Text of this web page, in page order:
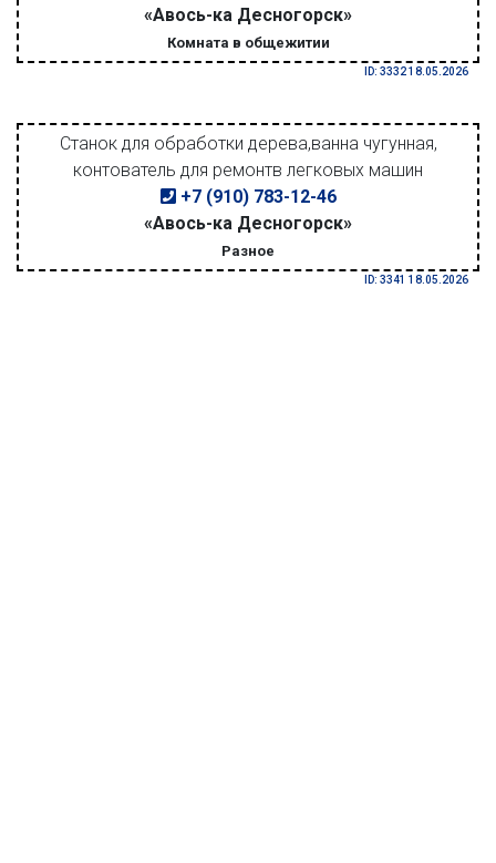
«Авось-ка Десногорск»
Комната в общежитии
ID: 3332 18.05.2026
Станок для обработки дерева,ванна чугунная,
контователь для ремонтв легковых машин
+7 (910) 783-12-46
«Авось-ка Десногорск»
Разное
ID: 3341 18.05.2026